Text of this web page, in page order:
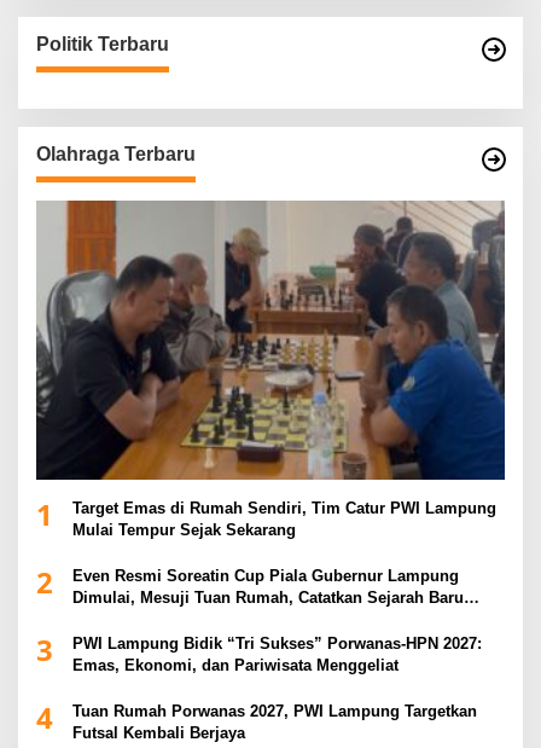
Politik Terbaru
Olahraga Terbaru
1
Target Emas di Rumah Sendiri, Tim Catur PWI Lampung
Mulai Tempur Sejak Sekarang
2
Even Resmi Soreatin Cup Piala Gubernur Lampung
Dimulai, Mesuji Tuan Rumah, Catatkan Sejarah Baru
3
PWI Lampung Bidik “Tri Sukses” Porwanas-HPN 2027:
Emas, Ekonomi, dan Pariwisata Menggeliat
4
Tuan Rumah Porwanas 2027, PWI Lampung Targetkan
Futsal Kembali Berjaya